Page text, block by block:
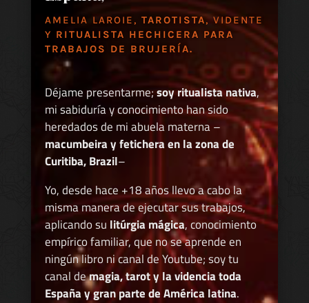
AMELIA LAROIE, TAROTISTA, VIDENTE
Y RITUALISTA HECHICERA PARA
TRABAJOS DE BRUJERÍA.
Déjame presentarme;soy ritualista nativa,
mi sabiduría y conocimiento han sido
heredados de mi abuela materna –
macumbeira y fetichera en la zona de
Curitiba, Brazil–
Yo, desde hace +18 años llevo a cabo la
misma manera de ejecutar sus trabajos,
aplicando su litúrgia mágica, conocimiento
empírico familiar, que no se aprende en
ningún libro ni canal de Youtube; soy tu
canal demagia, tarot y la videncia toda
España y gran parte de América latina.